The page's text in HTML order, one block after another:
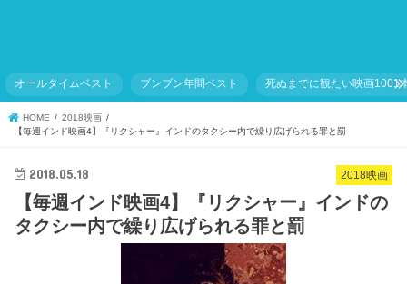
オールタイムベスト ブンブン年間ベスト 死ぬまでに観たい映画1001
HOME
2018映画
【毎週インド映画4】『リクシャー』インドのタクシー内で繰り広げられる罪と罰
2018映画
2018.05.18
【毎週インド映画4】『リクシャー』インドの
タクシー内で繰り広げられる罪と罰